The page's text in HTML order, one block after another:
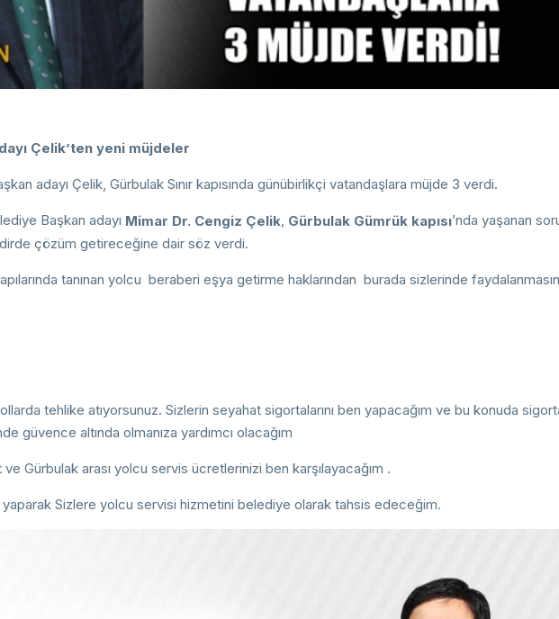
Çelik’ten yeni müjdeler
adayı Çelik, Gürbulak Sınır kapısında günübirlikçi vatandaşlara müjde 3 verdi.
Başkan adayı Mimar Dr. Cengiz Çelik, Gürbulak Gümrük kapısı’nda yaşanan
çözüm getireceğine dair söz verdi.
tanınan yolcu beraberi eşya getirme haklarından burada sizlerinde
tehlike atıyorsunuz. Sizlerin seyahat sigortalarını ben yapacağım ve bu konuda
güvence altında olmanıza yardımcı olacağım
Gürbulak arası yolcu servis ücretlerinizi ben karşılayacağım .
Sizlere yolcu servisi hizmetini belediye olarak tahsis edeceğim.